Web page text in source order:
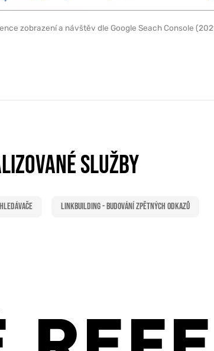
zobrazení a návštěv dle Google Seach Console
SLUŽBY
Linkbuilding - Budování zpětných odkazů